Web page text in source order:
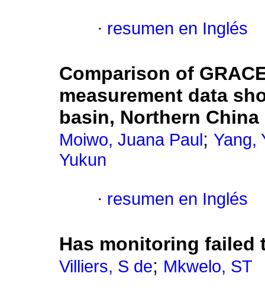
· resumen en Inglés
Comparison of
measurement data
basin, Northern China
Moiwo, Juana Paul ; Yang,
Yukun
· resumen en Inglés
Has monitoring failed
Villiers, S de; Mkwelo, ST